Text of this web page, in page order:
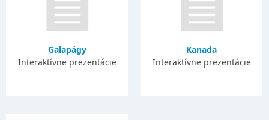
Galapágy
Interaktívne prezentácie
Kanada
Interaktívne prezentácie